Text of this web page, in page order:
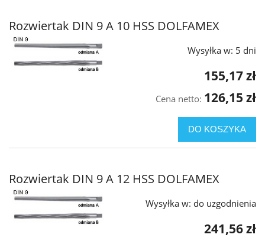
Rozwiertak DIN 9 A 10 HSS DOLFAMEX
Wysyłka w: 5 dni
155,17 zł
Cena netto: 126,15 zł
DO KOSZYKA
Rozwiertak DIN 9 A 12 HSS DOLFAMEX
Wysyłka w: do uzgodnienia
241,56 zł